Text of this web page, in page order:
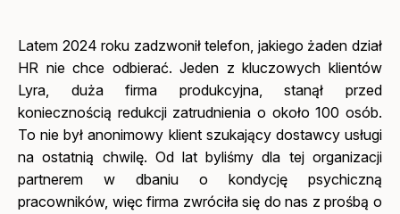
Latem 2024 roku zadzwonił telefon, jakiego żaden dział
HR nie chce odbierać. Jeden z kluczowych klientów
Lyra, duża firma produkcyjna, stanął przed
koniecznością redukcji zatrudnienia o około 100 osób.
To nie był anonimowy klient szukający dostawcy usługi
na ostatnią chwilę. Od lat byliśmy dla tej organizacji
partnerem w dbaniu o kondycję psychiczną
pracowników, więc firma zwróciła się do nas z prośbą o